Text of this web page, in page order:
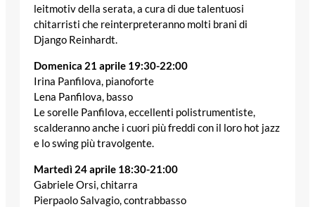
leitmotiv della serata, a cura di due talentuosi
chitarristi che reinterpreteranno molti brani di
Django Reinhardt.
Domenica 21 aprile 19:30-22:00
Irina Panfilova, pianoforte
Lena Panfilova, basso
Le sorelle Panfilova, eccellenti polistrumentiste,
scalderanno anche i cuori più freddi con il loro hot jazz
e lo swing più travolgente.
Martedì 24 aprile 18:30-21:00
Gabriele Orsi, chitarra
Pierpaolo Salvagio, contrabbasso